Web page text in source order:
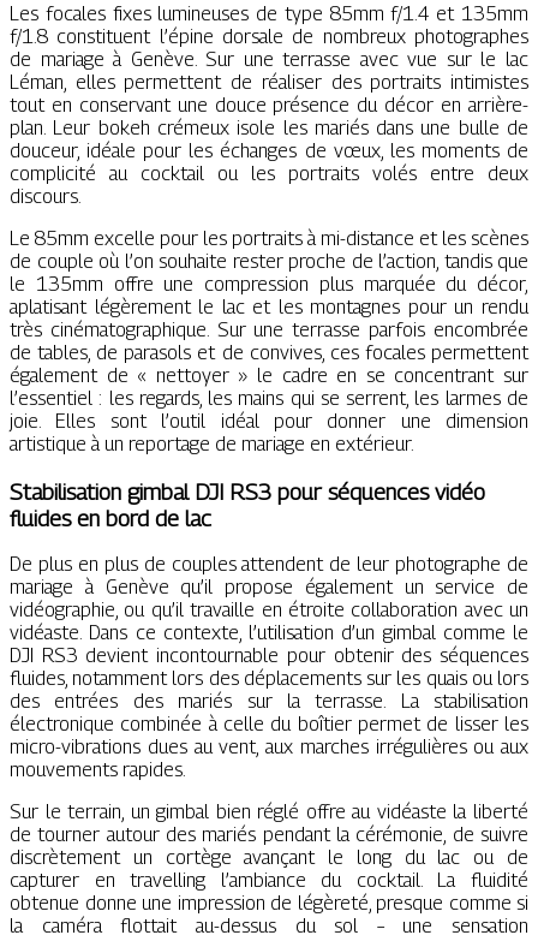
Les focales fixes lumineuses de type 85mm f/1.4 et 135mm
f/1.8 constituent l’épine dorsale de nombreux photographes
de mariage à Genève. Sur une terrasse avec vue sur le lac
Léman, elles permettent de réaliser des portraits intimistes
tout en conservant une douce présence du décor en arrière-
plan. Leur bokeh crémeux isole les mariés dans une bulle de
douceur, idéale pour les échanges de vœux, les moments de
complicité au cocktail ou les portraits volés entre deux
discours.
Le 85mm excelle pour les portraits à mi-distance et les scènes
de couple où l’on souhaite rester proche de l’action, tandis que
le 135mm offre une compression plus marquée du décor,
aplatisant légèrement le lac et les montagnes pour un rendu
très cinématographique. Sur une terrasse parfois encombrée
de tables, de parasols et de convives, ces focales permettent
également de « nettoyer » le cadre en se concentrant sur
l’essentiel : les regards, les mains qui se serrent, les larmes de
joie. Elles sont l’outil idéal pour donner une dimension
artistique à un reportage de mariage en extérieur.
Stabilisation gimbal DJI RS3 pour séquences vidéo
fluides en bord de lac
De plus en plus de couples attendent de leur photographe de
mariage à Genève qu’il propose également un service de
vidéographie, ou qu’il travaille en étroite collaboration avec un
vidéaste. Dans ce contexte, l’utilisation d’un gimbal comme le
DJI RS3 devient incontournable pour obtenir des séquences
fluides, notamment lors des déplacements sur les quais ou lors
des entrées des mariés sur la terrasse. La stabilisation
électronique combinée à celle du boîtier permet de lisser les
micro-vibrations dues au vent, aux marches irrégulières ou aux
mouvements rapides.
Sur le terrain, un gimbal bien réglé offre au vidéaste la liberté
de tourner autour des mariés pendant la cérémonie, de suivre
discrètement un cortège avançant le long du lac ou de
capturer en travelling l’ambiance du cocktail. La fluidité
obtenue donne une impression de légèreté, presque comme si
la caméra flottait au-dessus du sol – une sensation